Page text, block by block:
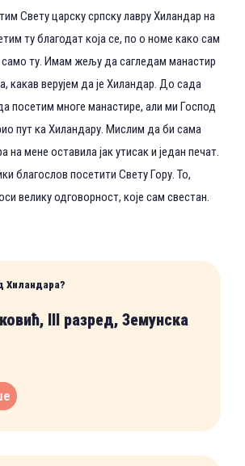
Свету царску српску лавру Хиландар на
ту благодат која се, по о номе како сам
ту. Имам жељу да сагледам манастир
какав верујем да је Хиландар. До сада
посетим многе манастире, али ми Господ
пут ка Хиландару. Мислим да би сама
на мене оставила јак утисак и један печат.
благослов посетити Свету Гору. То,
велику одговорност, које сам свестан.
Хиландара?
III разред, Земунска